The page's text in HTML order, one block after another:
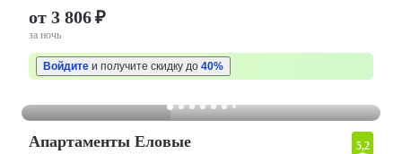
от 3 806 ₽
за ночь
Войдите и получите скидку до 40%
Апартаменты Еловые 5,2